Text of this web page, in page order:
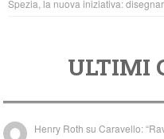
Spezia, la nuova iniziativa:
ULTIMI
Henry Roth suCaravello: